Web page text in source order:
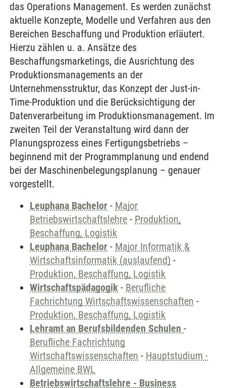
das Operations Management. Es werden zunächst
aktuelle Konzepte, Modelle und Verfahren aus den
Bereichen Beschaffung und Produktion erläutert.
Hierzu zählen u. a. Ansätze des
Beschaffungsmarketings, die Ausrichtung des
Produktionsmanagements an der
Unternehmensstruktur, das Konzept der Just-in-
Time-Produktion und die Berücksichtigung der
Datenverarbeitung im Produktionsmanagement. Im
zweiten Teil der Veranstaltung wird dann der
Planungsprozess eines Fertigungsbetriebs –
beginnend mit der Programmplanung und endend
bei der Maschinenbelegungsplanung – genauer
vorgestellt.
Leuphana Bachelor - Major
Betriebswirtschaftslehre - Produktion,
Beschaffung, Logistik
Leuphana Bachelor - Major Informatik &
Wirtschaftsinformatik (auslaufend) -
Produktion, Beschaffung, Logistik
Wirtschaftspädagogik - Berufliche
Fachrichtung Wirtschaftswissenschaften -
Produktion, Beschaffung, Logistik
Lehramt an Berufsbildenden Schulen -
Berufliche Fachrichtung
Wirtschaftswissenschaften - Hauptstudium -
Allgemeine BWL
Betriebswirtschaftslehre - Business